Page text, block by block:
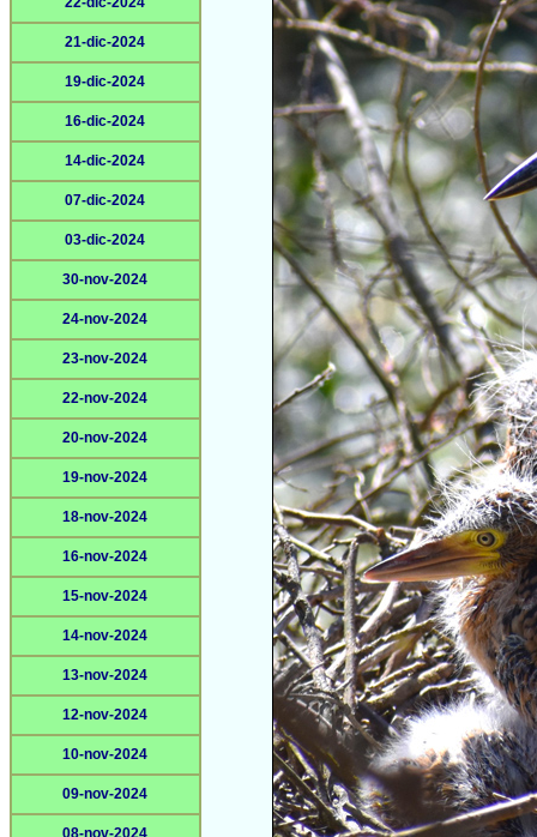
21-dic-2024
19-dic-2024
16-dic-2024
14-dic-2024
07-dic-2024
03-dic-2024
30-nov-2024
24-nov-2024
23-nov-2024
22-nov-2024
20-nov-2024
19-nov-2024
18-nov-2024
16-nov-2024
15-nov-2024
14-nov-2024
13-nov-2024
12-nov-2024
10-nov-2024
09-nov-2024
08-nov-2024